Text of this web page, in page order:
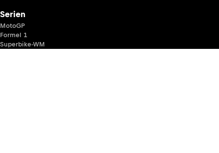
Serien
MotoGP
Formel 1
Superbike-WM